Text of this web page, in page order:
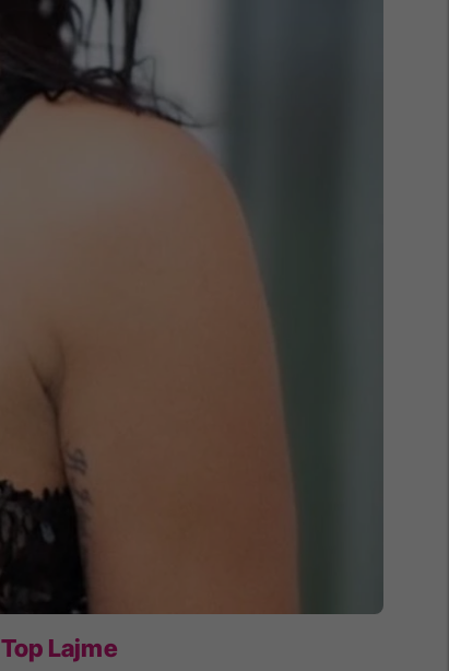
Top Lajme